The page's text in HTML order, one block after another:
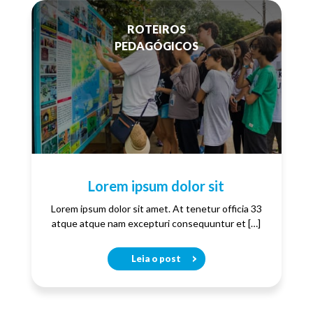
ROTEIROS
PEDAGÓGICOS
Lorem ipsum dolor sit
Lorem ipsum dolor sit amet. At tenetur officia 33
atque atque nam excepturi consequuntur et […]
Leia o post